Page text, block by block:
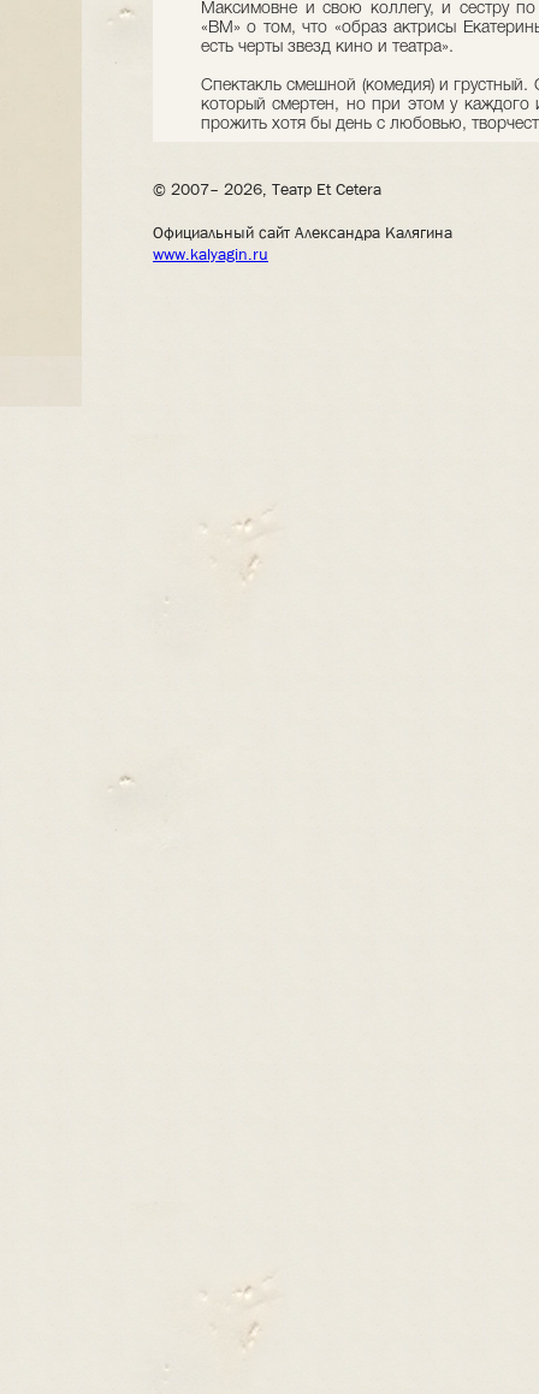
Максимовне и свою коллегу, и сестру
«ВМ» о том, что «образ актрисы
есть черты звезд кино и театра».
Спектакль смешной (комедия) и
который смертен, но при этом у каждого
прожить хотя бы день с любовью,
© 2007– 2026, Театр Et Cetera
Официальный сайт Александра Калягина
www.kalyagin.ru